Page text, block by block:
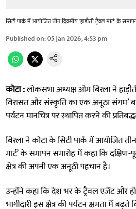
सिटी पार्क में आयोजित तीन दिवसीय ‘हाड़ौती ट्रैवल मार्ट’ के
Published on:05 Jan 2026, 4:53 pm
कोटा :लोकसभा अध्यक्ष ओम बिरला ने
विरासत और संस्कृति का एक अनूठा संगम’
पर्यटन मानचित्र पर स्थापित करने की
बिरला ने कोटा के सिटी पार्क में आयोजित तीन
मार्ट’ के समापन समारोह में कहा कि दक्षिण-
क्षेत्र की अपनी एक अनूठी पहचान है।
उन्होंने कहा कि देश भर के ट्रैवल एजेंट और
भागीदारी इस क्षेत्र की पर्यटन क्षमता में बढ़ते